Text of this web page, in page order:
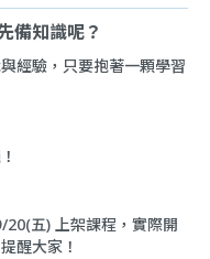
備知識呢？
經驗，只要抱著一顆學習
五) 上架課程，實際開
醒大家！